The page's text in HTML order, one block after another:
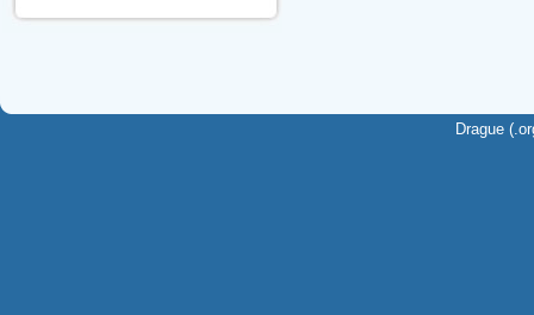
Drague